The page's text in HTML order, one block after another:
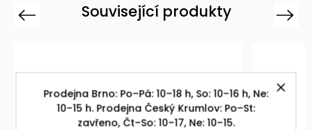
Prodejna Brno: Po–Pá: 10–18 h, So: 10–16 h, Ne:
10–15 h. Prodejna Český Krumlov: Po–St:
zavřeno, Čt–So: 10–17, Ne: 10–15.
Související produkty
Previous Next